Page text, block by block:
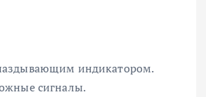
индикатором.
сигналы.